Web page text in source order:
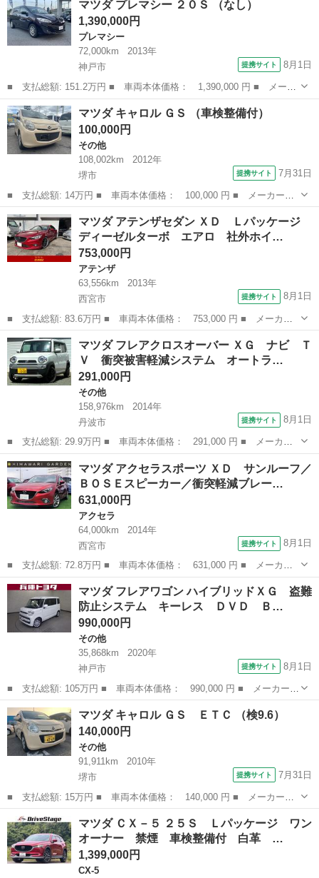
査渡しは相談 年式 平成22年9月 走行 149,900km エア...
マツダ プレマシー ２０Ｓ （なし）
1,390,000円
プレマシー
72,000km
2013年
神戸市
提携サイト 8月1日
■ 支払総額: 151.2万円 ■ 車両本体価格： 1,390,000 円 ■ メーカ
ー名： マツダ ■ 車種名： プレマシー ■ グレード名： ２０Ｓ
■ 排気量： 2000cc ■ ドア枚数： 5D ■ ミッション： ...
兵庫 神戸市 プレマシー
マツダ キャロル ＧＳ （車検整備付）
100,000円
その他
108,002km
2012年
堺市
提携サイト 7月31日
■ 支払総額: 14万円 ■ 車両本体価格： 100,000 円 ■ メーカー
名： マツダ ■ 車種名： キャロル ■ グレード名： ＧＳ ■ 排
気量： 660cc ■ ドア枚数： 5D ■ ミッション： CVT ■ 店舗...
大阪 堺市 その他
マツダ アテンザセダン ＸＤ Ｌパッケージ
ディーゼルターボ エアロ 社外ホイ…
753,000円
アテンザ
63,556km
2013年
西宮市
提携サイト 8月1日
■ 支払総額: 83.6万円 ■ 車両本体価格： 753,000 円 ■ メーカー
名： マツダ ■ 車種名： アテンザセダン ■ グレード名： Ｘ
Ｄ Ｌパッケージ ディーゼルターボ エアロ 社外ホイール ＢＯ
ＳＥスピーカー...
兵庫 西宮市 アテンザ
マツダ フレアクロスオーバー ＸＧ ナビ Ｔ
Ｖ 衝突被害軽減システム オートラ…
291,000円
その他
158,976km
2014年
丹波市
提携サイト 8月1日
■ 支払総額: 29.9万円 ■ 車両本体価格： 291,000 円 ■ メーカー
名： マツダ ■ 車種名： フレアクロスオーバー ■ グレード
名： ＸＧ ナビ ＴＶ 衝突被害軽減システム オートライト Ｈ
ＩＤ スマートキ...
兵庫 丹波市 その他
マツダ アクセラスポーツ ＸＤ サンルーフ／
ＢＯＳＥスピーカー／衝突軽減ブレー…
631,000円
アクセラ
64,000km
2014年
西宮市
提携サイト 8月1日
■ 支払総額: 72.8万円 ■ 車両本体価格： 631,000 円 ■ メーカー
名： マツダ ■ 車種名： アクセラスポーツ ■ グレード名： Ｘ
Ｄ サンルーフ／ＢＯＳＥスピーカー／衝突軽減ブレーキ／純正ナビ
／Ｂカメラ／...
兵庫 西宮市 アクセラ
マツダ フレアワゴン ハイブリッドＸＧ 盗難
防止システム キーレス ＤＶＤ Ｂ…
990,000円
その他
35,868km
2020年
神戸市
提携サイト 8月1日
■ 支払総額: 105万円 ■ 車両本体価格： 990,000 円 ■ メーカー
名： マツダ ■ 車種名： フレアワゴン ■ グレード名： ハイブ
リッドＸＧ 盗難防止システム キーレス ＤＶＤ Ｂカメラ スマ
ートキー ＡＢ...
兵庫 神戸市 その他
マツダ キャロル ＧＳ ＥＴＣ （検9.6）
140,000円
その他
91,911km
2010年
堺市
提携サイト 7月31日
■ 支払総額: 15万円 ■ 車両本体価格： 140,000 円 ■ メーカー
名： マツダ ■ 車種名： キャロル ■ グレード名： ＧＳ ＥＴ
Ｃ ■ 排気量： 660cc ■ ドア枚数： 5D ■ ミッション： CVT ...
大阪 堺市 その他
マツダ ＣＸ－５ ２５Ｓ Ｌパッケージ ワン
オーナー 禁煙 車検整備付 白革 …
1,399,000円
CX-5